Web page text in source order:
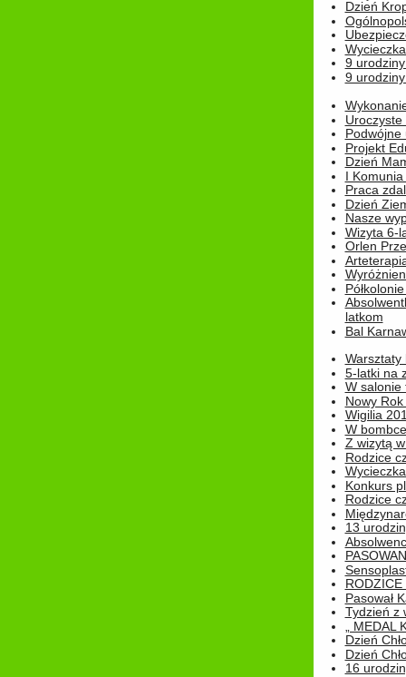
Dzień
9
9
Podwójne
Projekt
Dzień
I
Praca
Dzień
Nasze
Wizyta 6-
Orlen
latkom
Bal
Warsztaty
5-latki na
W salonie
Nowy
Wigilia
W bombce
Z wizytą
Rodzice
Konkurs
Rodzice
13
Pasował
Tydzień z
„
Dzień
Dzień
16